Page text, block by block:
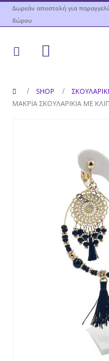
Δωρεάν αποστολή για
δώρου
SHOP
ΜΑΚΡΙΆ ΣΚΟΥΛΑΡΊΚΙΑ ΜΕ